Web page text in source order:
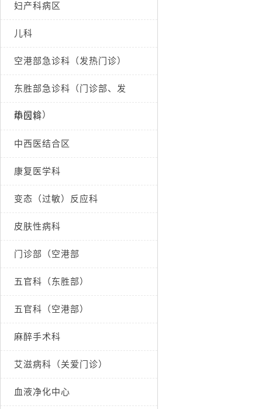
妇产科病区
儿科
空港部急诊科（发热门诊）
东胜部急诊科（门诊部、发
热门诊）
中医科
中西医结合区
康复医学科
变态（过敏）反应科
皮肤性病科
门诊部（空港部
五官科（东胜部）
五官科（空港部）
麻醉手术科
艾滋病科（关爱门诊）
血液净化中心